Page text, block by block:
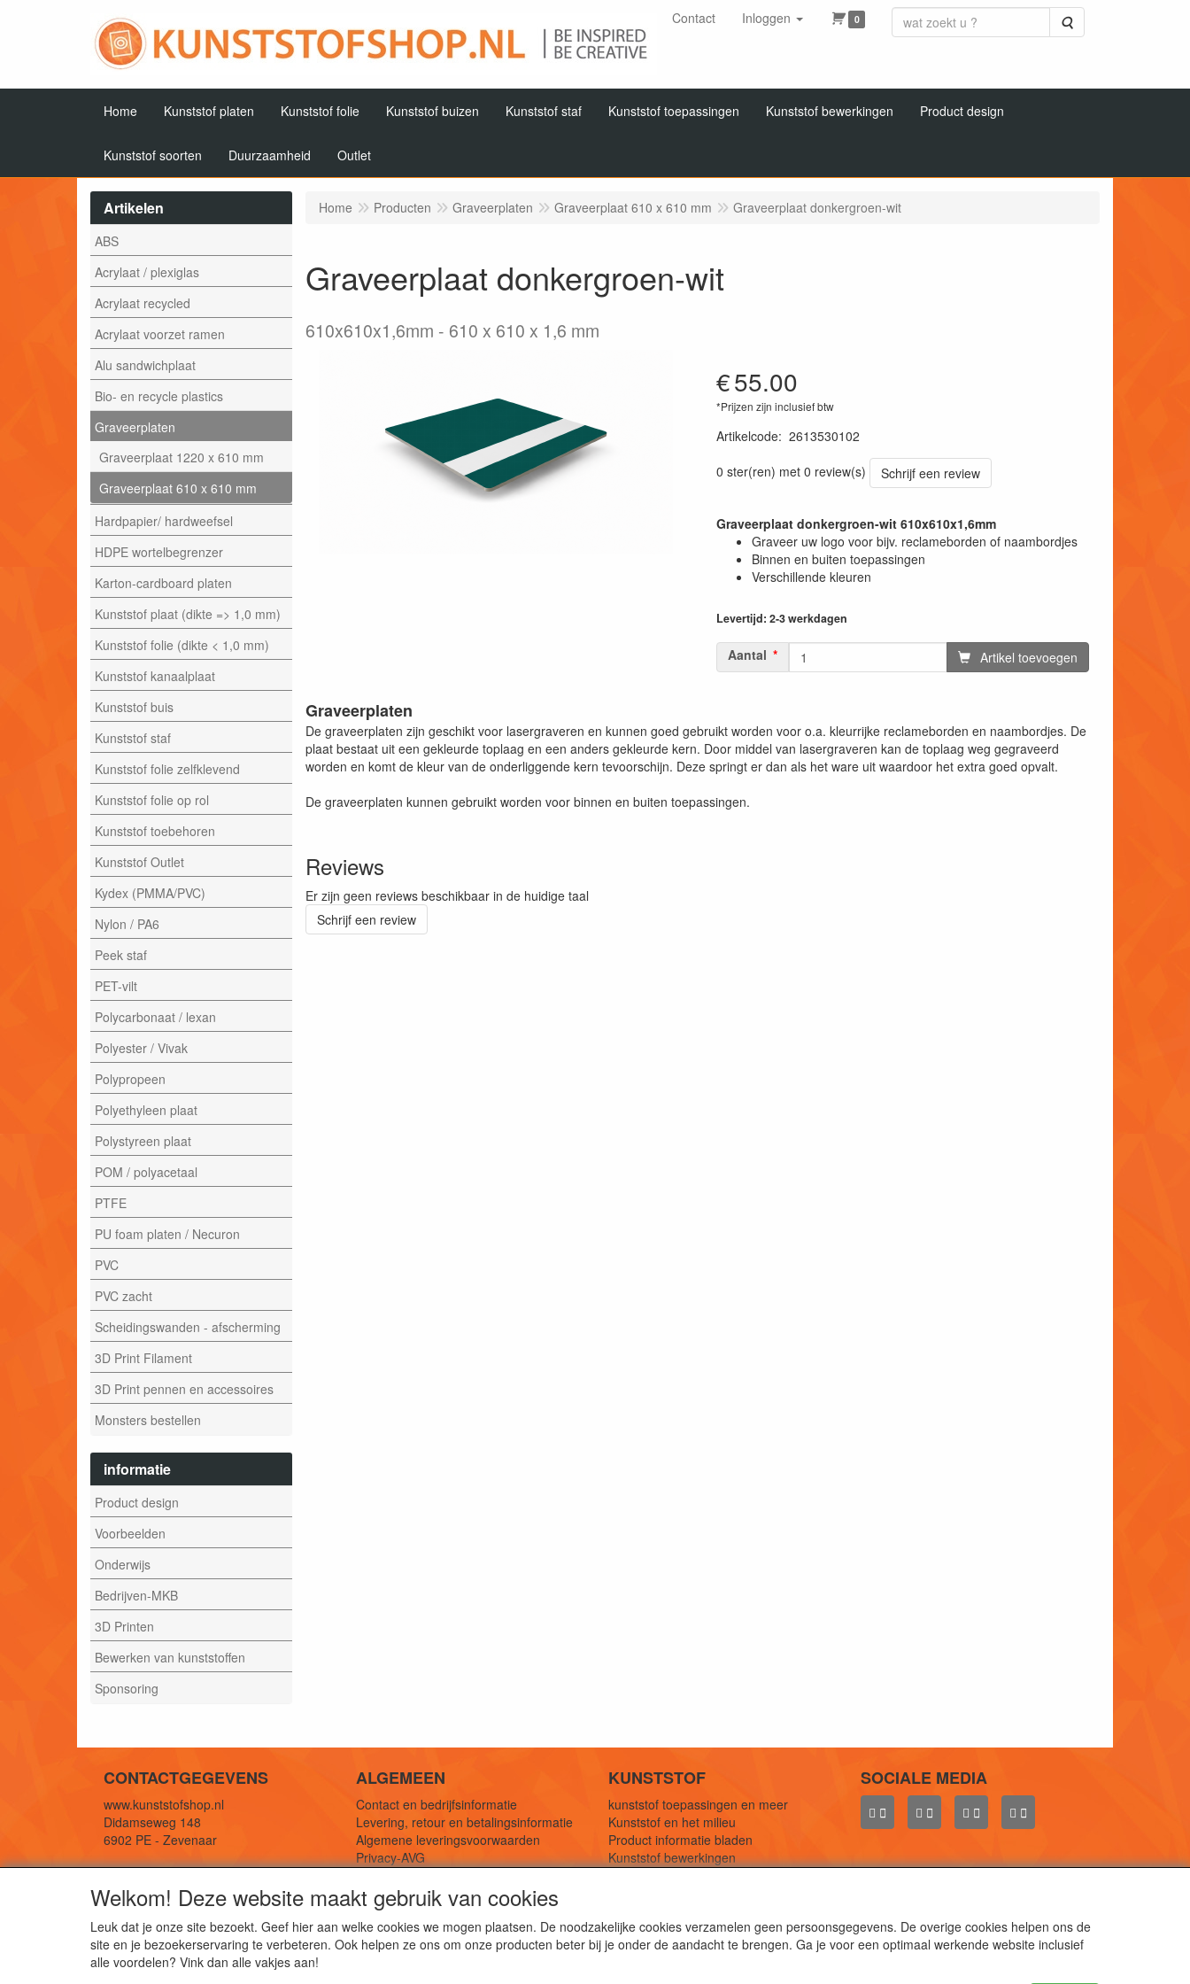
Contact Inloggen 0 Zoeken
Home Kunststof platen Kunststof folie Kunststof buizen Kunststof staf Kunststof toepassingen Kunststof bewerkingen Product design
Kunststof soorten Duurzaamheid Outlet
Artikelen
ABS
Acrylaat / plexiglas
Acrylaat recycled
Acrylaat voorzet ramen
Alu sandwichplaat
Bio- en recycle plastics
Graveerplaten
Graveerplaat 1220 x 610 mm
Graveerplaat 610 x 610 mm
Hardpapier/ hardweefsel
HDPE wortelbegrenzer
Karton-cardboard platen
Kunststof plaat (dikte => 1,0 mm)
Kunststof folie (dikte < 1,0 mm)
Kunststof kanaalplaat
Kunststof buis
Kunststof staf
Kunststof folie zelfklevend
Kunststof folie op rol
Kunststof toebehoren
Kunststof Outlet
Kydex (PMMA/PVC)
Nylon / PA6
Peek staf
PET-vilt
Polycarbonaat / lexan
Polyester / Vivak
Polypropeen
Polyethyleen plaat
Polystyreen plaat
POM / polyacetaal
PTFE
PU foam platen / Necuron
PVC
PVC zacht
Scheidingswanden - afscherming
3D Print Filament
3D Print pennen en accessoires
Monsters bestellen
informatie
Product design
Voorbeelden
Onderwijs
Bedrijven-MKB
3D Printen
Bewerken van kunststoffen
Sponsoring
Home Producten Graveerplaten Graveerplaat 610 x 610 mm Graveerplaat donkergroen-wit
Graveerplaat donkergroen-wit
610x610x1,6mm 610 x 610 x 1,6 mm
€55.00
*Prijzen zijn inclusief btw
Artikelcode: 2613530102
0 ster(ren) met 0 review(s)
Schrijf een review
Graveerplaat donkergroen-wit 610x610x1,6mm
Graveer uw logo voor bijv. reclameborden of naambordjes
Binnen en buiten toepassingen
Verschillende kleuren
Levertijd: 2-3 werkdagen
Aantal Artikel toevoegen
Graveerplaten
De graveerplaten zijn geschikt voor lasergraveren en kunnen goed gebruikt worden voor o.a. kleurrijke reclameborden en naambordjes. De
plaat bestaat uit een gekleurde toplaag en een anders gekleurde kern. Door middel van lasergraveren kan de toplaag weg gegraveerd
worden en komt de kleur van de onderliggende kern tevoorschijn. Deze springt er dan als het ware uit waardoor het extra goed opvalt.
De graveerplaten kunnen gebruikt worden voor binnen en buiten toepassingen.
Reviews
Er zijn geen reviews beschikbaar in de huidige taal
Schrijf een review
CONTACTGEGEVENS
www.kunststofshop.nl
Didamseweg 148
6902 PE - Zevenaar
Telefoon: +31 (0) 316 241 994
ALGEMEEN
Contact en bedrijfsinformatie
Levering, retour en betalingsinformatie
Algemene leveringsvoorwaarden
Privacy-AVG
KUNSTSTOF
kunststof toepassingen en meer
Kunststof en het milieu
Product informatie bladen
Kunststof bewerkingen
SOCIALE MEDIA
De webshop voor kunststof platen, folies, buizen en staf materiaal.
Welkom! Deze website maakt gebruik van cookies
Leuk dat je onze site bezoekt. Geef hier aan welke cookies we mogen plaatsen. De noodzakelijke cookies verzamelen geen persoonsgegevens. De overige cookies helpen ons de
site en je bezoekerservaring te verbeteren. Ook helpen ze ons om onze producten beter bij je onder de aandacht te brengen. Ga je voor een optimaal werkende website inclusief
alle voordelen? Vink dan alle vakjes aan!